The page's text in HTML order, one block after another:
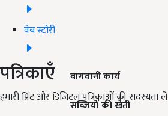
वेब स्टोरी
पत्रिकाएँ
हमारी प्रिंट और डिजिटल पत्रिकाओं की सदस्यता लें
बागवानी कार्य
सब्जियों की खेती